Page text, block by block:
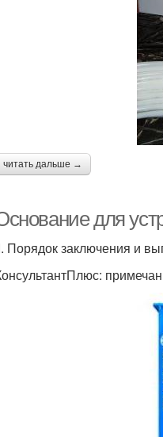
читать дальше →
для
Порядок заключения и